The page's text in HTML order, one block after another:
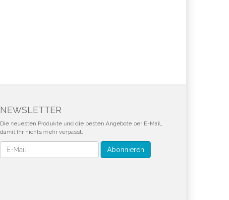
NEWSLETTER
Die neuesten Produkte und die besten Angebote per E-Mail,
damit Ihr nichts mehr verpasst.
Newsletter Abonnieren